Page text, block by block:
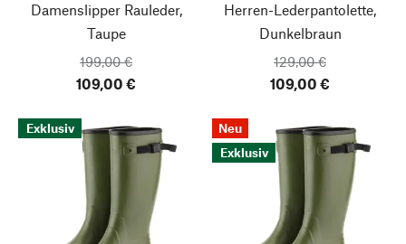
Damenslipper Rauleder,
Taupe
199,00 €
109,00 €
Herren-Lederpantolette,
Dunkelbraun
129,00 €
109,00 €
Exklusiv
Neu
Exklusiv